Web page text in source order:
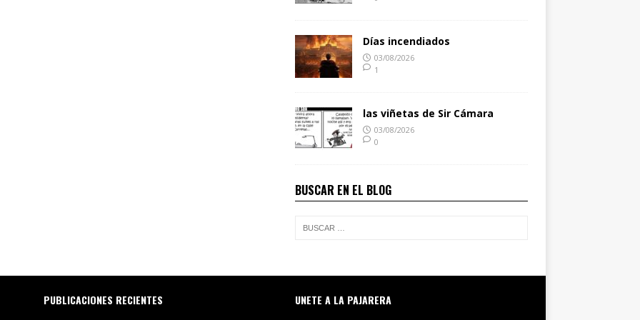
Días incendiados
03/08/2026
1
las viñetas de Sir Cámara
03/08/2026
0
BUSCAR EN EL BLOG
PUBLICACIONES RECIENTES UNETE A LA PAJARERA